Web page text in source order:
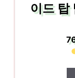
이드 탑